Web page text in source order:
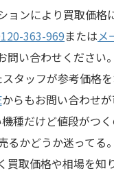
める機材です。査定では、
し、テープ走行、録音
コー音の出方、各入力
外部コントロ ...
ョンにより買取価格
363-969またはメ
問い合わせください。
タッフが参考価格を
からもお問い合わせが
種だけど値段がつく
るかどうか迷ってる。
買取価格や相場を知